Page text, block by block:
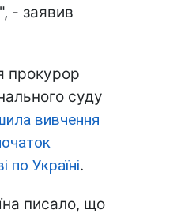
- заявив
прокурор
суду
вивчення
по Україні.
писало, що